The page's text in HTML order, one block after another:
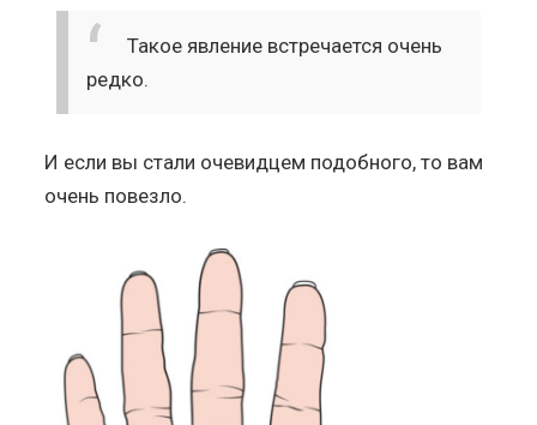
Такое явление встречается очень
редко.
И если вы стали очевидцем подобного, то вам
очень повезло.